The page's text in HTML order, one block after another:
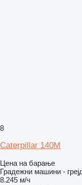
8
Caterpillar 140M
Цена на барање
Градежни машини -
8.245 м/ч